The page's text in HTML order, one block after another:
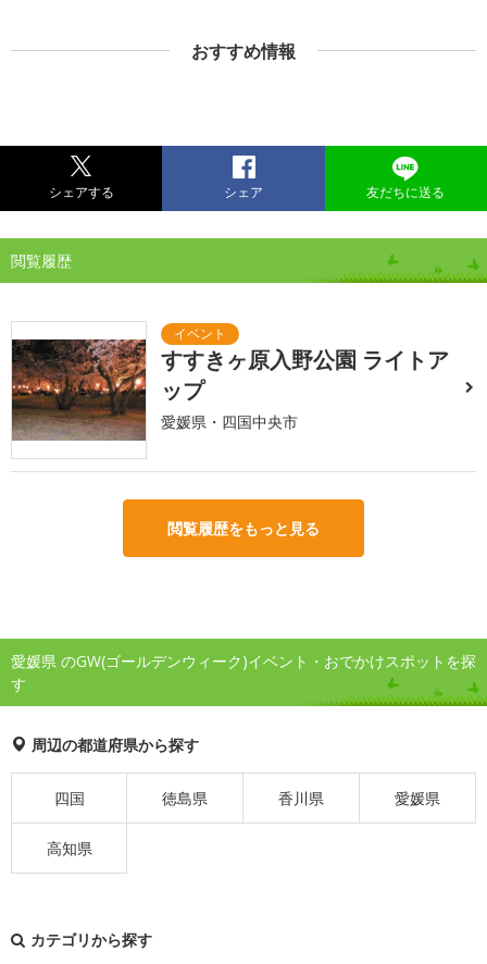
おすすめ情報
シェアする シェア 友だちに送る
閲覧履歴
すすきヶ原入野公園 ライトア
ップ
愛媛県・四国中央市
閲覧履歴をもっと見る
愛媛県 のGW(ゴールデンウィーク)イベント・おでかけスポットを探
す
周辺の都道府県から探す
四国 徳島県 香川県 愛媛県
高知県
カテゴリから探す